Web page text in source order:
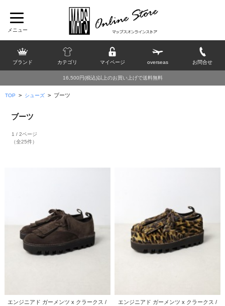
ブランド カテゴリ マイページ overseas お問合せ
16,500円(税込)以上のお買い上げで送料無料
TOP > シューズ > ブーツ
ブーツ
1 / 2ページ
（全25件）
エンジニアド ガーメンツ x クラークス /
エンジニアド ガーメンツ x クラークス /